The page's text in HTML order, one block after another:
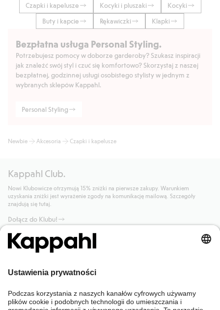
Czapki i kapelusze Kocyki i pluszaki
Kocyki
Buty i kapcie
Rękawiczki Klapki
Bezpłatna usługa Personal Styling.
Potrzebujesz pomocy w doborze garderoby? Szukasz inspiracji
jak znaleźć swój styl i czuć się komfortowo? Skorzystaj z naszej
bezpłatnej, godzinnej usługi osobistego stylisty w jednym z
wybranych sklepów Kappahl.
Personal Styling
Newbie Akcesoria Czapki i kapelusze
Kappahl Club.
Nowi Klubowicze otrzymują 15% zniżki na pierwsze zakupy. Warunkiem
uzyskania zniżki jest wyrażenie zgody na komunikację mailową. Szczegóły
znajdują się tutaj.
Dołącz do Klubu!